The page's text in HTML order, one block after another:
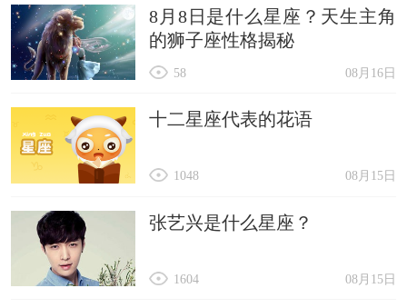
8月8日是什么星座？天生主角
的狮子座性格揭秘
08月16日
58
十二星座代表的花语
08月15日
1048
张艺兴是什么星座？
08月15日
1604